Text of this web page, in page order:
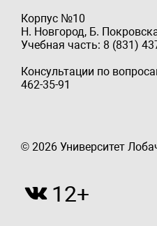
Корпус №10
Н. Новгород, Б.
Учебная часть: 8 (831)
Консультации по
462-35-91
© 2026 Университет
12+